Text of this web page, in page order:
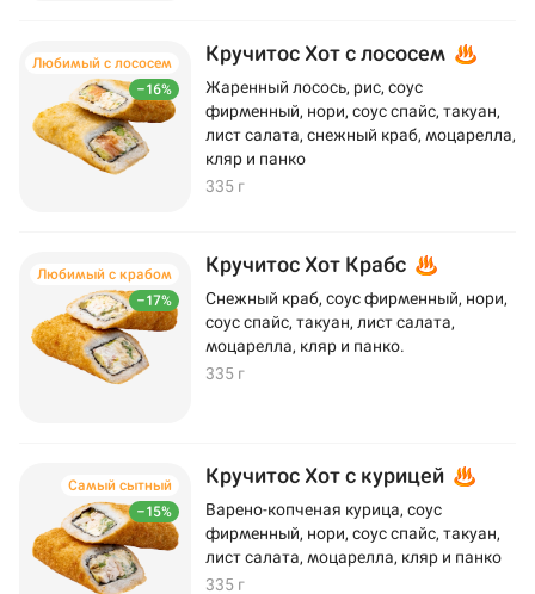
–16%
Любимый с лососем Кручитос Хот с лососем
Жаренный лосось, рис, соус
фирменный, нори, соус спайс, такуан,
лист салата, снежный краб, моцарелла,
кляр и панко
335 г
–17%
Любимый с крабом Кручитос Хот Крабс
Снежный краб, соус фирменный, нори,
соус спайс, такуан, лист салата,
моцарелла, кляр и панко.
335 г
–15%
Самый сытный Кручитос Хот с курицей
Варено-копченая курица, соус
фирменный, нори, соус спайс, такуан,
лист салата, моцарелла, кляр и панко
335 г